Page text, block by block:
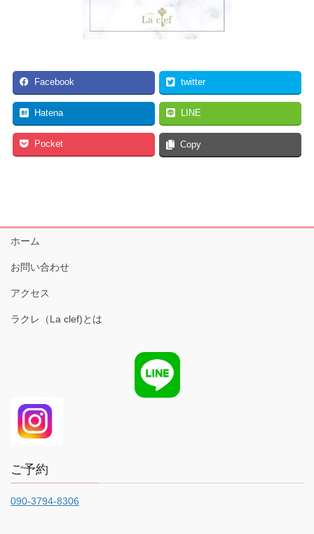
Facebook twitter
Hatena LINE
Pocket Copy
ホーム
お問い合わせ
アクセス
ラクレ（La clef)とは
ご予約
090-3794-8306